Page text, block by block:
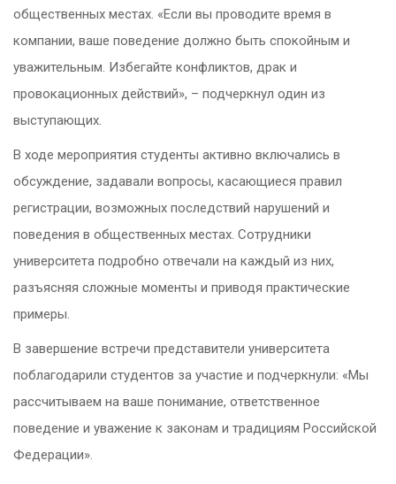
общественных местах. «Если вы проводите время в
компании, ваше поведение должно быть спокойным и
уважительным. Избегайте конфликтов, драк и
провокационных действий», – подчеркнул один из
выступающих.
В ходе мероприятия студенты активно включались в
обсуждение, задавали вопросы, касающиеся правил
регистрации, возможных последствий нарушений и
поведения в общественных местах. Сотрудники
университета подробно отвечали на каждый из них,
разъясняя сложные моменты и приводя практические
примеры.
В завершение встречи представители университета
поблагодарили студентов за участие и подчеркнули: «Мы
рассчитываем на ваше понимание, ответственное
поведение и уважение к законам и традициям Российской
Федерации».